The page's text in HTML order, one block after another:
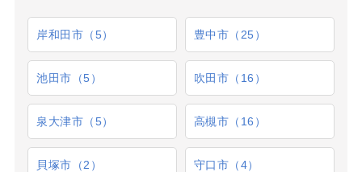
岸和田市（5） 豊中市（25）
池田市（5） 吹田市（16）
泉大津市（5） 高槻市（16）
貝塚市（2） 守口市（4）